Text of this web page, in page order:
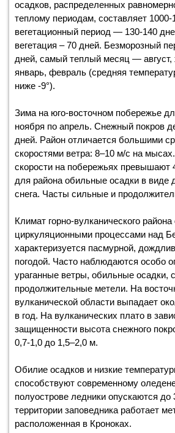
осадков, распределенных
теплому периодам, составляет
вегетационный период — 130-140
вегетация – 70 дней. Безморозный
дней, самый теплый месяц —
январь, февраль (средняя
ниже -9°).
Зима на юго-восточном побережье
ноября по апрель. Снежный покров
дней. Район отличается большими
скоростями ветра: 8–10 м/с на
скорости на побережьях превышают
для района обильные осадки в виде
снега. Часты сильные и
Климат горно-вулканического
циркуляционными процессами над
характеризуется пасмурной,
погодой. Часто наблюдаются особо
ураганные ветры, обильные осадки,
продолжительные метели. На
вулканической области выпадает
в год. На вулканических плато в
защищенности высота снежного
0,7-1,0 до 1,5–2,0 м.
Обилие осадков и низкие
способствуют современному
полуострове ледники опускаются
территории заповедника работает
расположенная в Кроноках.